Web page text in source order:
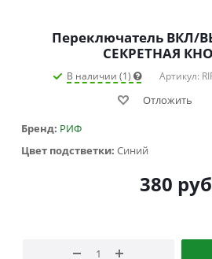
Переключатель ВКЛ/
СЕКРЕТНАЯ
В наличии (1) Артикул:
Отложить
Бренд: РИФ
Цвет подстветки: Синий
380